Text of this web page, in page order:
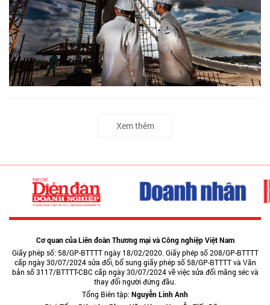
Xem thêm
Cơ quan của Liên đoàn Thương mại và Công nghiệp Việt Nam
Giấy phép số: 58/GP-BTTTT ngày 18/02/2020. Giấy phép số 208/GP-BTTTT
cấp ngày 30/07/2024 sửa đổi, bổ sung giấy phép số 58/GP-BTTTT và Văn
bản số 3117/BTTTT-CBC cấp ngày 30/07/2024 về việc sửa đổi măng séc và
thay đổi người đứng đầu.
Tổng Biên tập:Nguyễn Linh Anh